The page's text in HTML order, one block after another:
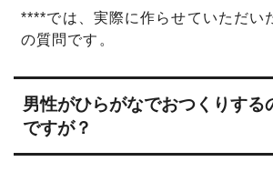
****では、実際に作らせていただい
の質問です。
男性がひらがなでおつくりする
ですが？